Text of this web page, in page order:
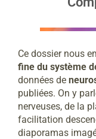
Ce dossier nous
fine du système
données de
publiées. On y
nerveuses, de la
facilitation
diaporamas